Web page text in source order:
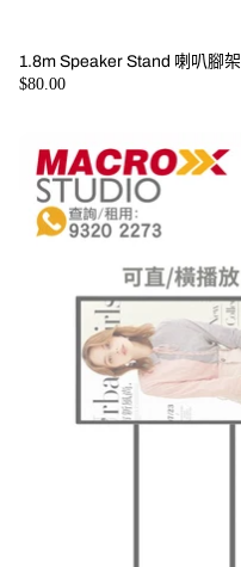
1.8m Speaker Stand 喇叭腳架
$80.00